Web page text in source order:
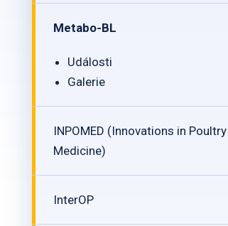
Metabo-BL
Události
Galerie
INPOMED (Innovations in Poultry
Medicine)
InterOP